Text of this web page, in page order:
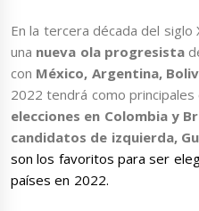
En la tercera década del
una nueva ola progresista
con México, Argentina,
2022 tendrá como
elecciones en Colombia y
candidatos de izquierda,
son los favoritos para ser
países en 2022.